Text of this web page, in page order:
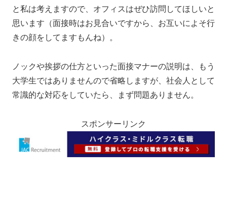
と私は考えますので、オフィスはぜひ訪問してほしいと
思います（面接時はお見合いですから、お互いによそ行
きの顔をしてますもんね）。
ノックや挨拶の仕方といった面接マナーの説明は、もう
大学生ではありませんので省略しますが、社会人として
常識的な対応をしていたら、まず問題ありません。
スポンサーリンク